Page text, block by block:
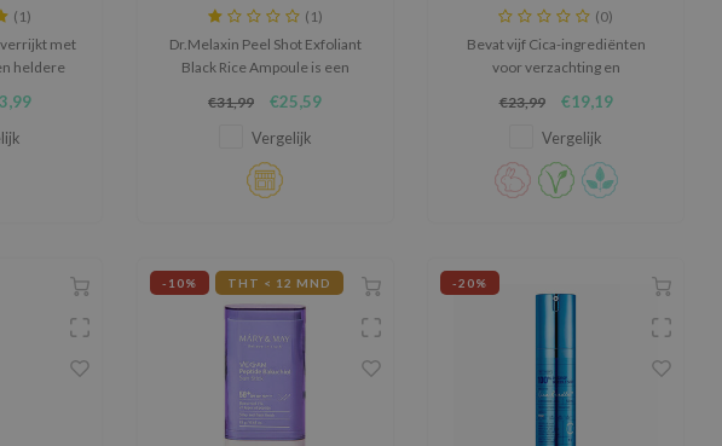
(1)
verrijkt met
heldere
(1)
Dr.Melaxin Peel Shot Exfoliant
Black Rice Ampoule is een
exfoliërende ampoule die de
huid vernieuwt en verfijnt.
€31,99 €25,59
Vergelijk
(0)
Bevat vijf Cica-ingrediënten
voor verzachting en
perfect is voor mensen met een
acnegevoelige huid.
€23,99 €19,19
Vergelijk
-10% THT < 12 MND -20%